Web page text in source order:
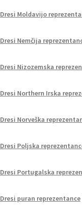
Dresi Moldavijo
Dresi Nemčija
Dresi Nizozemska
Dresi Northern Irska
Dresi Norveška
Dresi Poljska
Dresi Portugalska
Dresi puran reprezentance